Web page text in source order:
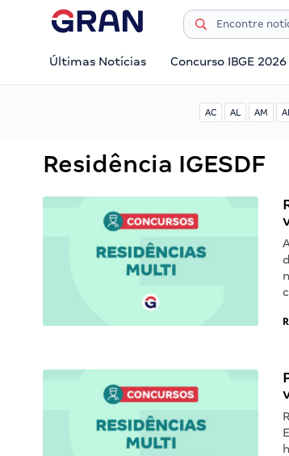
Últimas Notícias Concurso IBGE 2026
AC AL AM
Residência IGESDF